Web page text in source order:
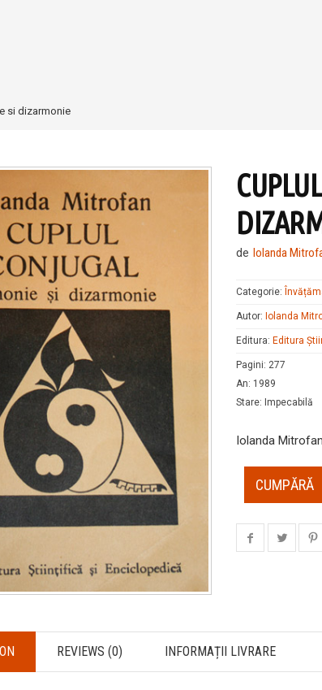
si dizarmonie
de Iolanda
Categorie:
Autor: Iolanda
Editura: Editura
Pagini: 277
An: 1989
Stare: Impecabilă
Iolanda
CUMPĂRĂ
REVIEWS (0) INFORMAȚII LIVRARE